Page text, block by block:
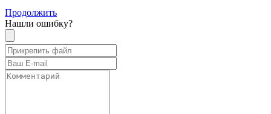
Продолжить
Нашли ошибку?